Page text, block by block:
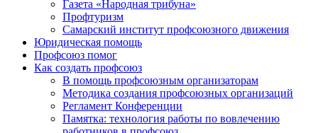
Газета «Народная трибуна»
Профтуризм
Самарский институт профсоюзного движения
Юридическая помощь
Профсоюз помог
Как создать профсоюз
В помощь профсоюзным организаторам
Методика создания профсоюзных организаций
Регламент Конференции
Памятка: технология работы по вовлечению